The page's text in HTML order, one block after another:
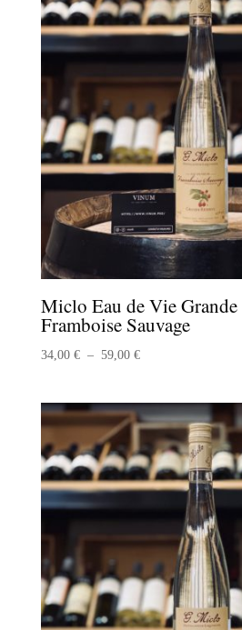
19,00 €
Miclo Eau de Vie Grande
Framboise Sauvage
34,00 € – 59,00 €Plage
34,00 €
59,00 €